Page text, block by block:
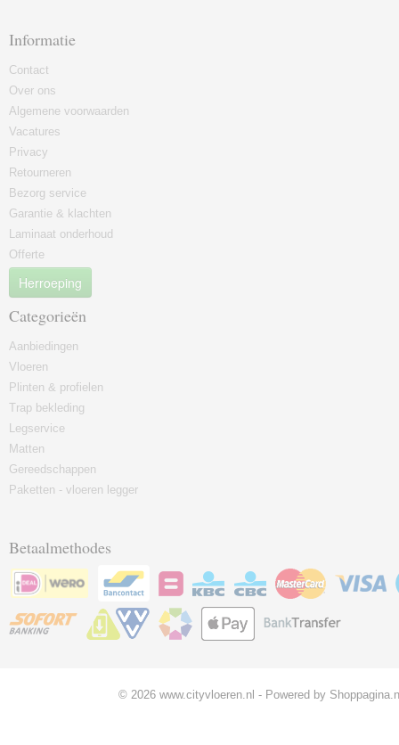
Informatie
Contact
Over ons
Algemene voorwaarden
Vacatures
Privacy
Retourneren
Bezorg service
Garantie & klachten
Laminaat onderhoud
Offerte
Herroeping
Categorieën
Aanbiedingen
Vloeren
Plinten & profielen
Trap bekleding
Legservice
Matten
Gereedschappen
Paketten - vloeren legger
Betaalmethodes
© 2026 www.cityvloeren.nl - Powered by